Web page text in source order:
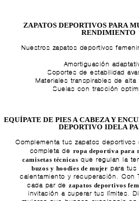
ZAPATOS DEPORTIVOS PARA
RENDIMIENTO
Nuestros zapatos deportivos
Amortiguación
Soportes de estabilidad
Materiales transpirables de alta
Suelas con tracción
EQUÍPATE DE PIES A CABEZA Y
DEPORTIVO IDELA
Complementa tus zapatos
completa de ropa deportiva para
camisetas técnicas que regulan la
buzos y hoodies de mujer para tus
calentamiento y recuperación. Con
cada par dezapatos deportivos
invitación a superar tus límites.